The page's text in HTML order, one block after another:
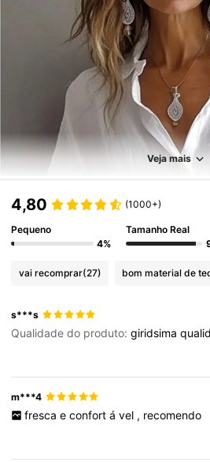
Veja mais
4,80 (1000+)
Pequeno
4%
Tamanho Real
vai recomprar(27) bom material de
s***s
Qualidade do produto:giridsima
m***4
fresca e confort á vel , recomendo